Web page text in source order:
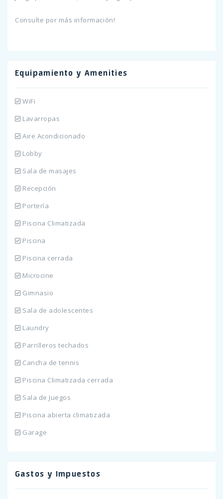
Consulte por más información!
Equipamiento y Amenities
WiFi
Lavarropas
Aire Acondicionado
Lobby
Sala de masajes
Recepción
Portería
Piscina Climatizada
Piscina
Piscina cerrada
Microcine
Gimnasio
Sala de adolescentes
Laundry
Parrilleros techados
Cancha de tennis
Piscina Climatizada cerrada
Sala de Juegos
Piscina abierta climatizada
Garage
Gastos y Impuestos